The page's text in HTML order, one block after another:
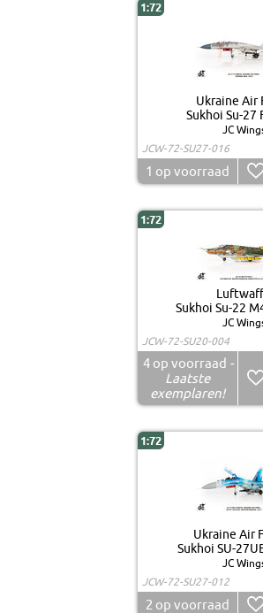
1:72
Ukraine Air
Sukhoi Su-27
JC
JCW-72-SU27-016
1 op voorraad
1:72
Sukhoi Su-22
JC
JCW-72-SU20-004
4op voorraad -
Laatste
exemplaren!
1:72
Ukraine Air
Sukhoi SU-
JC
JCW-72-SU27-012
2 op voorraad